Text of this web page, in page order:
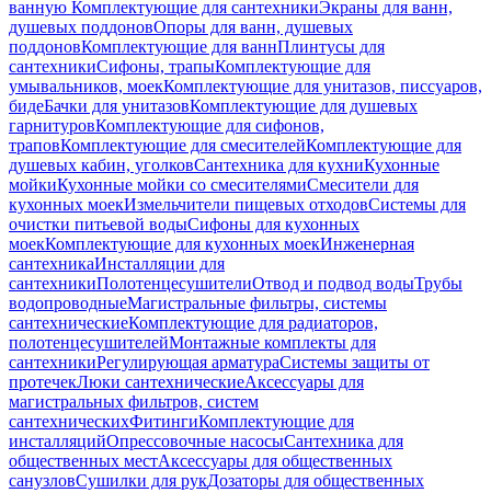
ванную Комплектующие для сантехникиЭкраны для ванн,
душевых поддоновОпоры для ванн, душевых
поддоновКомплектующие для ваннПлинтусы для
сантехникиСифоны, трапыКомплектующие для
умывальников, моекКомплектующие для унитазов, писсуаров,
бидеБачки для унитазовКомплектующие для душевых
гарнитуровКомплектующие для сифонов,
траповКомплектующие для смесителейКомплектующие для
душевых кабин, уголковСантехника для кухниКухонные
мойкиКухонные мойки со смесителямиСмесители для
кухонных моекИзмельчители пищевых отходовСистемы для
очистки питьевой водыСифоны для кухонных
моекКомплектующие для кухонных моекИнженерная
сантехникаИнсталляции для
сантехникиПолотенцесушителиОтвод и подвод водыТрубы
водопроводныеМагистральные фильтры, системы
сантехническиеКомплектующие для радиаторов,
полотенцесушителейМонтажные комплекты для
сантехникиРегулирующая арматураСистемы защиты от
протечекЛюки сантехническиеАксессуары для
магистральных фильтров, систем
сантехническихФитингиКомплектующие для
инсталляцийОпрессовочные насосыСантехника для
общественных местАксессуары для общественных
санузловСушилки для рукДозаторы для общественных